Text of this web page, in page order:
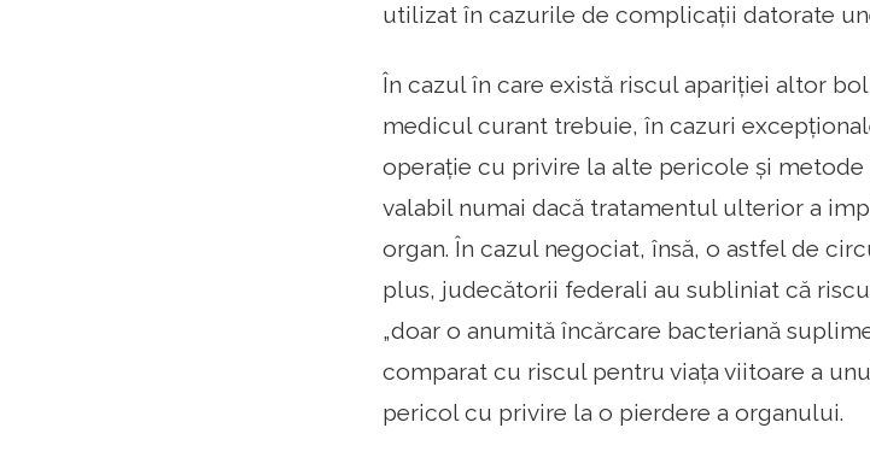
utilizat în cazurile de complicații datorate
În cazul în care există riscul apariției altor
medicul curant trebuie, în cazuri
operație cu privire la alte pericole și
valabil numai dacă tratamentul ulterior a
organ. În cazul negociat, însă, o astfel de
plus, judecătorii federali au subliniat că
„doar o anumită încărcare bacteriană
comparat cu riscul pentru viața viitoare a
pericol cu ​​privire la o pierdere a organului.